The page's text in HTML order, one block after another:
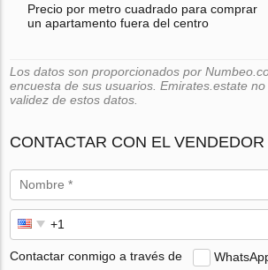
Precio por metro cuadrado para comprar
un apartamento fuera del centro
Los datos son proporcionados por
encuesta de sus usuarios. Emirates.estate
validez de estos datos.
CONTACTAR CON EL VENDEDOR
Contactar conmigo a través de